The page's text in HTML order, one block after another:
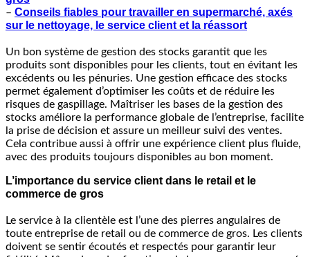
– Conseils fiables pour travailler en supermarché, axés
sur le nettoyage, le service client et la réassort
Un bon système de gestion des stocks garantit que les
produits sont disponibles pour les clients, tout en évitant les
excédents ou les pénuries. Une gestion efficace des stocks
permet également d’optimiser les coûts et de réduire les
risques de gaspillage. Maîtriser les bases de la gestion des
stocks améliore la performance globale de l’entreprise, facilite
la prise de décision et assure un meilleur suivi des ventes.
Cela contribue aussi à offrir une expérience client plus fluide,
avec des produits toujours disponibles au bon moment.
L’importance du service client dans le retail et le
commerce de gros
Le service à la clientèle est l’une des pierres angulaires de
toute entreprise de retail ou de commerce de gros. Les clients
doivent se sentir écoutés et respectés pour garantir leur